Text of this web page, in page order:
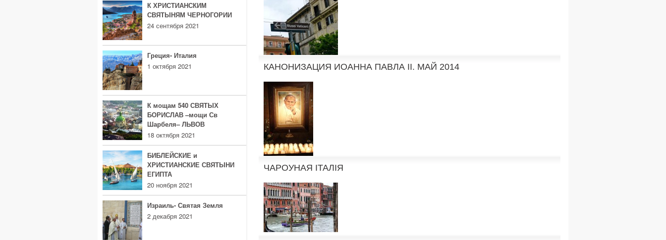
КАНОНИЗАЦИЯ ИОАННА ПАВЛА II. МАЙ 2014
ЧАРОУНАЯ IТАЛIЯ
К ХРИСТИАНСКИМ
СВЯТЫНЯМ ЧЕРНОГОРИИ
24 сентября 2021
Греция- Италия
1 октября 2021
К мощам 540 СВЯТЫХ
БОРИСЛАВ –мощи Св
Шарбеля– ЛЬВОВ
18 октября 2021
БИБЛЕЙСКИЕ и
ХРИСТИАНСКИЕ СВЯТЫНИ
ЕГИПТА
20 ноября 2021
Израиль- Святая Земля
2 декабря 2021